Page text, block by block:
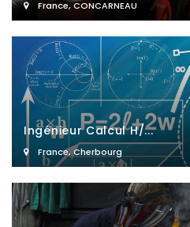
France,CONCARNEAU
Ingénieur Calcul H/...
France,Cherbourg